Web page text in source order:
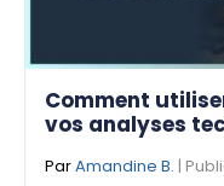
Comment
vos analyses
ParAmandine B. |